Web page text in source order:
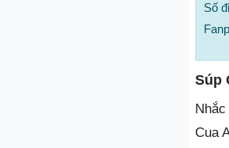
Số
Súp
Cua